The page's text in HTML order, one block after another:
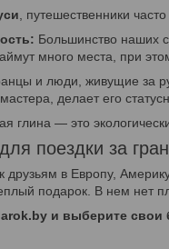
, путешественники
Большинство наших
много места, при
и люди, живущие за
делает его
глина — это
поездки за
друзьям в Европу,
подарок. В нем нет
и выберите